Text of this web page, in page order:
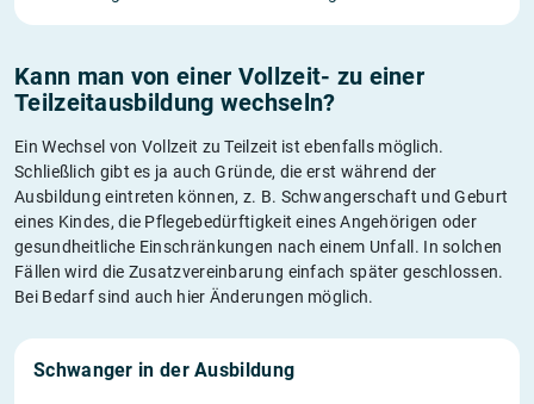
Kann man von einer Vollzeit- zu einer
Teilzeitausbildung wechseln?
Ein Wechsel von Vollzeit zu Teilzeit ist ebenfalls möglich.
Schließlich gibt es ja auch Gründe, die erst während der
Ausbildung eintreten können, z. B. Schwangerschaft und Geburt
eines Kindes, die Pflegebedürftigkeit eines Angehörigen oder
gesundheitliche Einschränkungen nach einem Unfall. In solchen
Fällen wird die Zusatzvereinbarung einfach später geschlossen.
Bei Bedarf sind auch hier Änderungen möglich.
Schwanger in der Ausbildung